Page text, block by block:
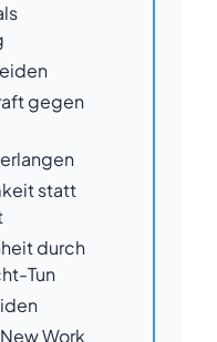
gegen
statt
durch
Tun
Work